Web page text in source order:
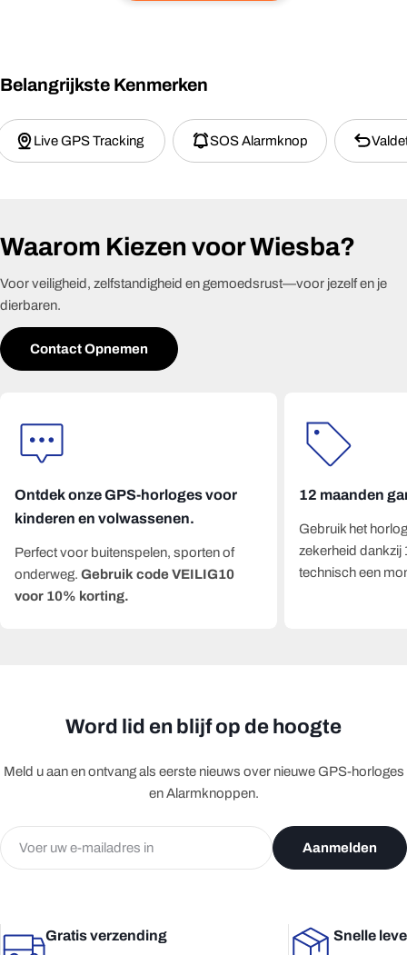
Belangrijkste Kenmerken
Live GPS Tracking SOS Alarmknop
Waarom Kiezen voor Wiesba?
Voor veiligheid, zelfstandigheid en gemoedsrust—voor jezelf en je
dierbaren.
Contact Opnemen
Ontdek onze GPS-horloges voor
kinderen en volwassenen.
Perfect voor buitenspelen, sporten of
onderweg. Gebruik code VEILIG10
voor 10% korting.
12 maanden
Gebruik het
zekerheid dankzij
technisch een
Word lid en blijf op de hoogte
Meld u aan en ontvang als eerste nieuws over nieuwe GPS-horloges
en Alarmknoppen.
E-
mail
Aanmelden
Gratis verzending Snelle